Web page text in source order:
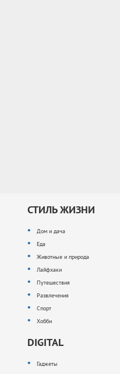
СТИЛЬ ЖИЗНИ
Дом и дача
Еда
Животные и природа
Лайфхаки
Путешествия
Развлечения
Спорт
Хобби
DIGITAL
Гаджеты